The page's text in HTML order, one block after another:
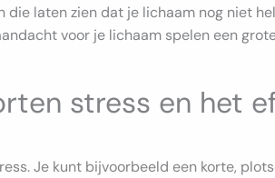
die laten zien dat je lichaam nog niet
voor je lichaam spelen een
stress en het
Je kunt bijvoorbeeld een korte,